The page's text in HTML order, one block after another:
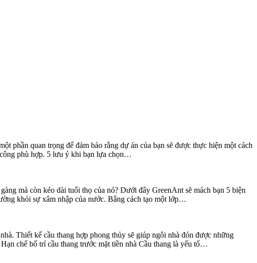
phần quan trọng để đảm bảo rằng dự án của bạn sẽ được thực hiện một cách
phù hợp. 5 lưu ý khi bạn lựa chọn…
mà còn kéo dài tuổi thọ của nó? Dưới đây GreenAnt sẽ mách bạn 5 biện
khỏi sự xâm nhập của nước. Bằng cách tạo một lớp…
Thiết kế cầu thang hợp phong thủy sẽ giúp ngôi nhà đón được những
chế bố trí cầu thang trước mặt tiền nhà Cầu thang là yếu tố…